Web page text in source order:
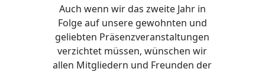
Auch wenn wir das zweite Jahr in
Folge auf unsere gewohnten und
geliebten Präsenzveranstaltungen
verzichtet müssen, wünschen wir
allen Mitgliedern und Freunden der